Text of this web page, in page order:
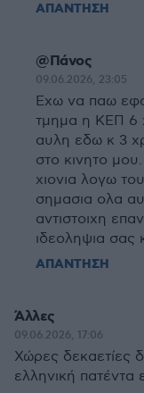
ΑΠΑΝΤΗΣΗ
@Πάνος
09.06.2026, 23:05
Εχω να παω
τμημα η ΚΕΠ 6
αυλη εδω κ 3
στο κινητο
χιονια λογω
σημασια ολα
αντιστοιχη
ιδεοληψια σας
ΑΠΑΝΤΗΣΗ
Άλλες
09.06.2026, 17:06
Χώρες δεκαετίες
ελληνική πατέντα